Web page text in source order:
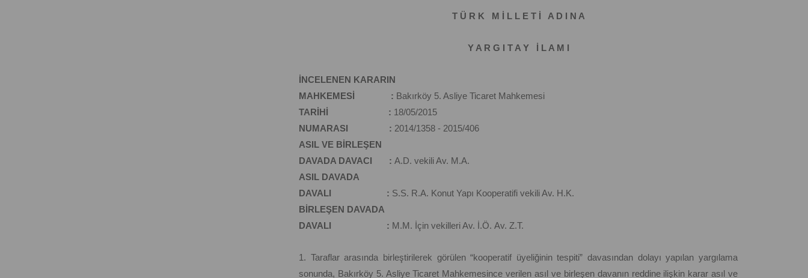
T Ü R K M İ L L E T İ A D I N A
Y A R G I T A Y İ L A M I
İNCELENEN KARARIN
MAHKEMESİ : Bakırköy 5. Asliye Ticaret Mahkemesi
TARİHİ : 18/05/2015
NUMARASI : 2014/1358 - 2015/406
ASIL VE BİRLEŞEN
DAVADA DAVACI : A.D. vekili Av. M.A.
ASIL DAVADA
DAVALI : S.S. R.A. Konut Yapı Kooperatifi vekili Av. H.K.
BİRLEŞEN DAVADA
DAVALI : M.M. İçin vekilleri Av. İ.Ö. Av. Z.T.
1. Taraflar arasında birleştirilerek görülen “kooperatif üyeliğinin tespiti” davasından dolayı yapılan yargılama
sonunda, Bakırköy 5. Asliye Ticaret Mahkemesince verilen asıl ve birleşen davanın reddine ilişkin karar asıl ve